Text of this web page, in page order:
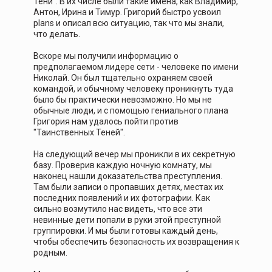
Антон, Ирина и Тимур. Григорий быстро усвоил
plans и описал всю ситуацию, так что мы знали,
что делать.
Вскоре мы получили информацию о
предполагаемом лидере сети - человеке по имени
Николай. Он был тщательно охраняем своей
командой, и обычному человеку проникнуть туда
было бы практически невозможно. Но мы не
обычные люди, и с помощью гениального плана
Григория нам удалось пойти против
"Таинственных Теней".
На следующий вечер мы проникли в их секретную
базу. Проверив каждую ночную комнату, мы
наконец нашли доказательства преступления.
Там были записи о пропавших детях, местах их
последних появлений и их фотографии. Как
сильно возмутило нас видеть, что все эти
невинные дети попали в руки этой преступной
группировки. И мы были готовы каждый день,
чтобы обеспечить безопасность их возвращения к
родным.